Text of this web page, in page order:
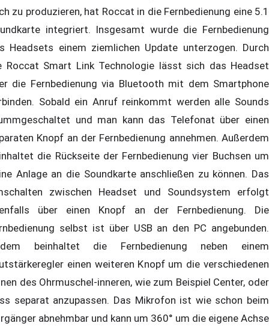
zu produzieren, hat Roccat in die Fernbedienung eine 5.1
integriert. Insgesamt wurde die Fernbedienung
Headsets einem ziemlichen Update unterzogen. Durch
Roccat Smart Link Technologie lässt sich das Headset
die Fernbedienung via Bluetooth mit dem Smartphone
Sobald ein Anruf reinkommt werden alle Sounds
und man kann das Telefonat über einen
Knopf an der Fernbedienung annehmen. Außerdem
die Rückseite der Fernbedienung vier Buchsen um
Anlage an die Soundkarte anschließen zu können. Das
zwischen Headset und Soundsystem erfolgt
über einen Knopf an der Fernbedienung. Die
selbst ist über USB an den PC angebunden.
beinhaltet die Fernbedienung neben einem
einen weiteren Knopf um die verschiedenen
des Ohrmuschel-inneren, wie zum Beispiel Center, oder
separat anzupassen. Das Mikrofon ist wie schon beim
abnehmbar und kann um 360° um die eigene Achse